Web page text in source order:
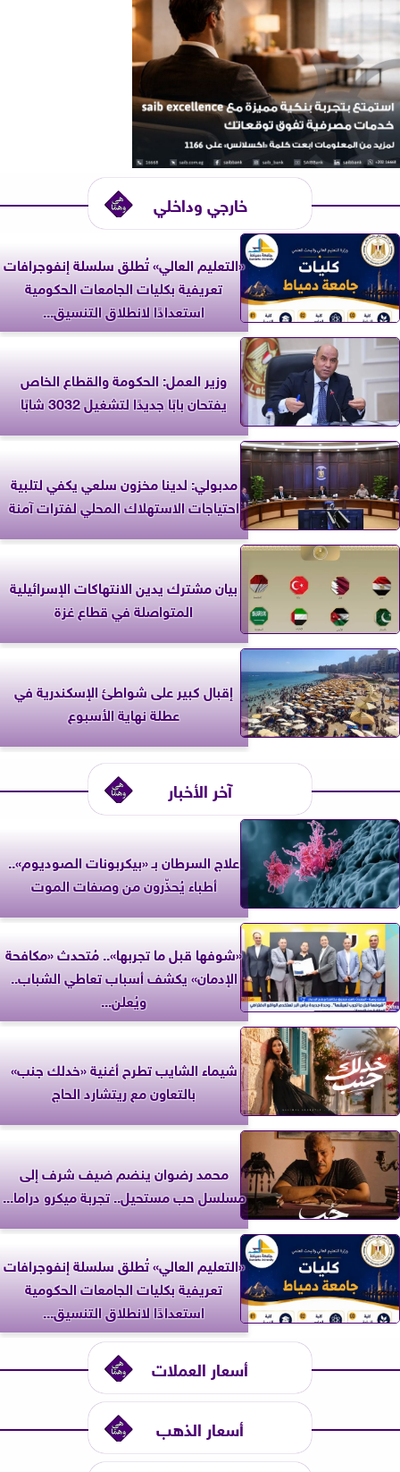
خارجي وداخلي
«التعليم العالي» تُطلق سلسلة إنفوجرافات
تعريفية بكليات الجامعات الحكومية
استعدادًا لانطلاق التنسيق...
وزير العمل: الحكومة والقطاع الخاص
يفتحان بابًا جديدًا لتشغيل 3032 شابًا
مدبولي: لدينا مخزون سلعي يكفي لتلبية
احتياجات الاستهلاك المحلي لفترات آمنة
بيان مشترك يدين الانتهاكات الإسرائيلية
المتواصلة في قطاع غزة
إقبال كبير على شواطئ الإسكندرية في
عطلة نهاية الأسبوع
آخر الأخبار
علاج السرطان بـ «بيكربونات الصوديوم»..
أطباء يُحذّرون من وصفات الموت
«شوفها قبل ما تجربها».. مُتحدث «مكافحة
الإدمان» يكشف أسباب تعاطي الشباب..
ويُعلن...
شيماء الشايب تطرح أغنية «خدلك جنب»
بالتعاون مع ريتشارد الحاج
محمد رضوان ينضم ضيف شرف إلى
مسلسل حب مستحيل.. تجربة ميكرو دراما...
«التعليم العالي» تُطلق سلسلة إنفوجرافات
تعريفية بكليات الجامعات الحكومية
استعدادًا لانطلاق التنسيق...
أسعار العملات
أسعار الذهب